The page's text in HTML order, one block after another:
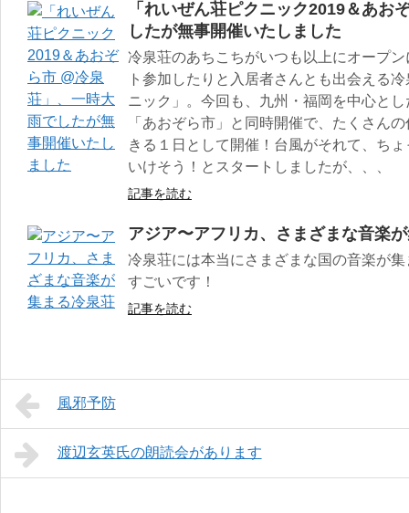
「れいぜん荘ピクニック2019＆あお
したが無事開催いたしました
冷泉荘のあちこちがいつも以上にオープ
ト参加したりと入居者さんとも出会える
ニック」。今回も、九州・福岡を中心と
「あおぞら市」と同時開催で、たくさん
きる１日として開催！台風がそれて、ち
いけそう！とスタートしましたが、、、
記事を読む
アジア〜アフリカ、さまざまな音楽
冷泉荘には本当にさまざまな国の音楽が
すごいです！
記事を読む
風邪予防
渡辺玄英氏の朗読会があります